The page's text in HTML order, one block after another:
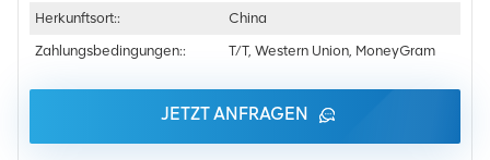
Herkunftsort::
China
Zahlungsbedingungen::
T/T, Western Union, MoneyGram
JETZT ANFRAGEN